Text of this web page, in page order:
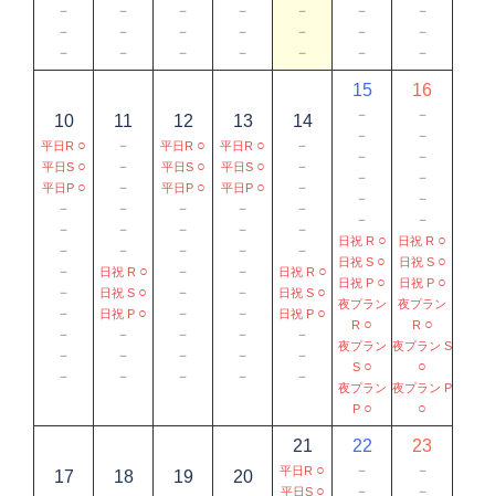
－
－
－
－
－
－
－
－
－
－
－
－
－
－
－
－
－
－
－
－
－
10
平日R ○
平日S ○
平日P ○
－
－
－
－
－
－
－
－
－
11
－
－
－
－
－
－
日祝 R ○
日祝 S ○
日祝 P ○
－
－
－
12
平日R ○
平日S ○
平日P ○
－
－
－
－
－
－
－
－
－
13
平日R ○
平日S ○
平日P ○
－
－
－
－
－
－
－
－
－
14
－
－
－
－
－
－
日祝 R ○
日祝 S ○
日祝 P ○
－
－
－
15
－
－
－
－
－
－
日祝 R ○
日祝 S ○
日祝 P ○
夜プラン
R ○
夜プラン
S ○
夜プラン
P ○
16
－
－
－
－
－
－
日祝 R ○
日祝 S ○
日祝 P ○
夜プラン
R ○
夜プラン S
○
夜プラン P
○
17 18 19 20
21
平日R ○
平日S ○
22
－
－
23
－
－